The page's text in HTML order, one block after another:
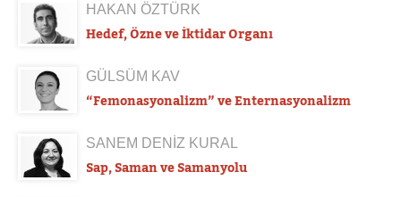
HAKAN ÖZTÜRK
Hedef, Özne ve İktidar Organı
GÜLSÜM KAV
“Femonasyonalizm” ve Enternasyonalizm
SANEM DENİZ KURAL
Sap, Saman ve Samanyolu